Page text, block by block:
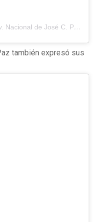
Una publicación compartida por Univ. Nacional de José C. Paz (@unpaz_oficial)
también expresó sus